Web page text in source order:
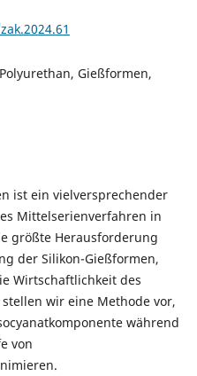
Gießformen,
ist ein vielversprechender
Mittelserienverfahren in
größte Herausforderung
der Silikon-Gießformen,
Wirtschaftlichkeit des
wir eine Methode vor,
während
von